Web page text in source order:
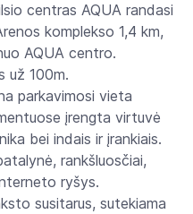
centras AQUA randasi
komplekso 1,4 km,
AQUA centro.
už 100m.
parkavimosi vieta
įrengta virtuvė
bei indais ir įrankiais.
rankšluosčiai,
ryšys.
susitarus, sutekiama